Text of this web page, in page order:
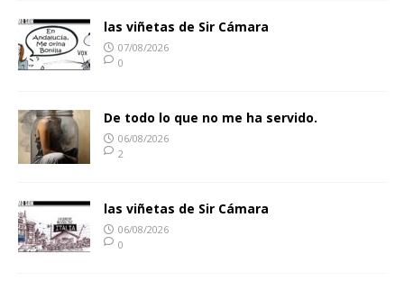
las viñetas de Sir Cámara
07/08/2026
0
De todo lo que no me ha servido.
06/08/2026
2
las viñetas de Sir Cámara
06/08/2026
0